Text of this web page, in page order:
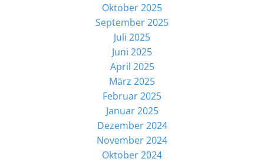
Oktober 2025
September 2025
Juli 2025
Juni 2025
April 2025
März 2025
Februar 2025
Januar 2025
Dezember 2024
November 2024
Oktober 2024